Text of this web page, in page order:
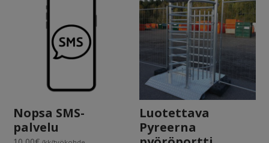
Nopsa SMS-
palvelu
Luotettava
Pyreerna